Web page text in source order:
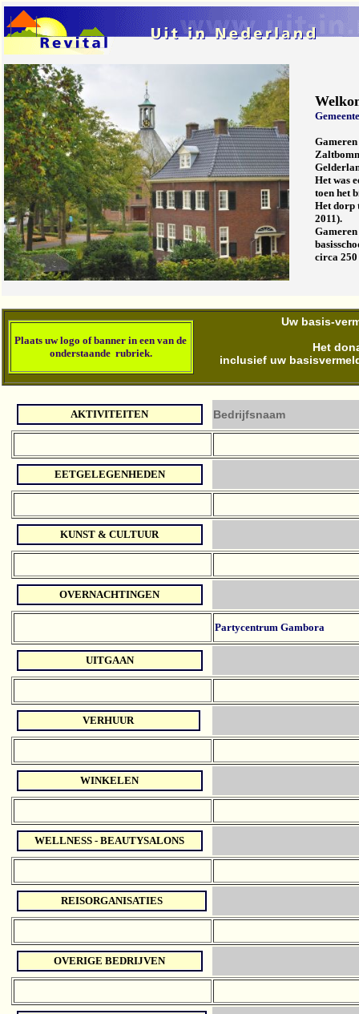
Gameren
Het was
toen het
Het dorp
2011).
circa
Plaats uw logo of banner in een van de
onderstaande rubriek.
Uw basis-
Het
inclusief uw
AKTIVITEITEN Bedrijfsnaam
EETGELEGENHEDEN
KUNST & CULTUUR
OVERNACHTINGEN
Partycentrum Gambora
UITGAAN
VERHUUR
WINKELEN
WELLNESS - BEAUTYSALONS
REISORGANISATIES
OVERIGE BEDRIJVEN